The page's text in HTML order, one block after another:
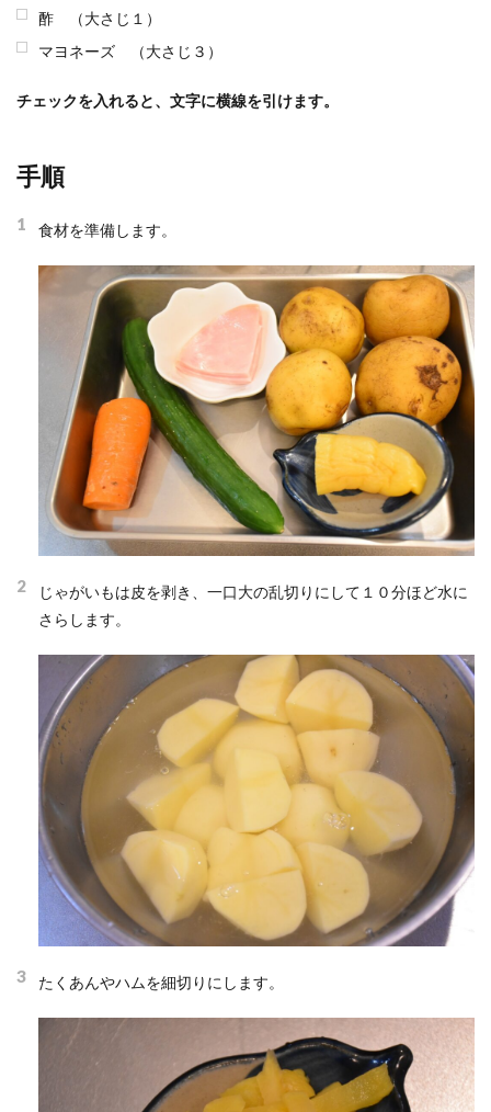
酢 （大さじ１）
マヨネーズ （大さじ３）
チェックを入れると、文字に横線を引けます。
手順
1 食材を準備します。
2
じゃがいもは皮を剥き、一口大の乱切りにして１０分ほど水に
さらします。
3 たくあんやハムを細切りにします。